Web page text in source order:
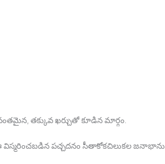
తక్కువ ఖర్చుతో కూడిన మార్గం.
విస్మరించబడిన పచ్చదనం సీతాకోకచిలుకల జనాభాను